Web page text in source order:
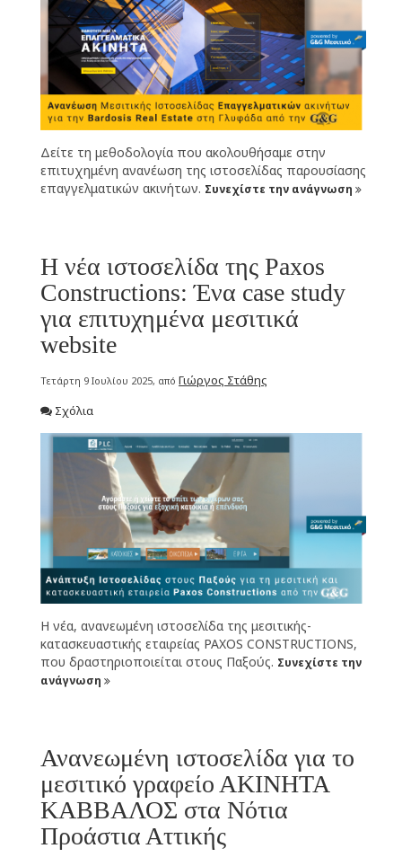
Δείτε τη μεθοδολογία που ακολουθήσαμε στην
επιτυχημένη ανανέωση της ιστοσελίδας παρουσίασης
επαγγελματικών ακινήτων. Συνεχίστε την ανάγνωση
Η νέα ιστοσελίδα της Paxos
Constructions: Ένα case study
για επιτυχημένα μεσιτικά
website
Τετάρτη 9 Ιουλίου 2025, από Γιώργος Στάθης
Σχόλια
Η νέα, ανανεωμένη ιστοσελίδα της μεσιτικής-
κατασκευαστικής εταιρείας PAXOS CONSTRUCTIONS,
που δραστηριοποιείται στους Παξούς. Συνεχίστε την
ανάγνωση
Ανανεωμένη ιστοσελίδα για το
μεσιτικό γραφείο ΑΚΙΝΗΤΑ
ΚΑΒΒΑΛΟΣ στα Νότια
Προάστια Αττικής